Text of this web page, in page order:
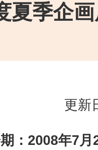
夏季企
更新
：2008年7